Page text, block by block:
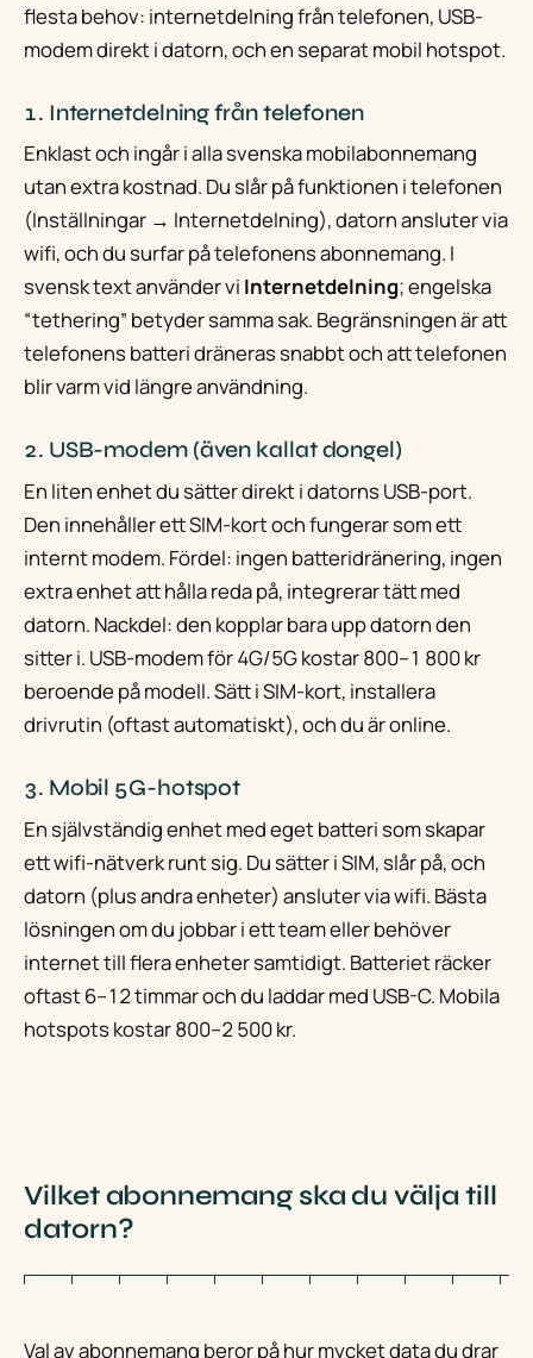
flesta behov: internetdelning från telefonen, USB-
modem direkt i datorn, och en separat mobil hotspot.
1. Internetdelning från telefonen
Enklast och ingår i alla svenska mobilabonnemang
utan extra kostnad. Du slår på funktionen i telefonen
(Inställningar → Internetdelning), datorn ansluter via
wifi, och du surfar på telefonens abonnemang. I
svensk text använder vi Internetdelning; engelska
“tethering” betyder samma sak. Begränsningen är att
telefonens batteri dräneras snabbt och att telefonen
blir varm vid längre användning.
2. USB-modem (även kallat dongel)
En liten enhet du sätter direkt i datorns USB-port.
Den innehåller ett SIM-kort och fungerar som ett
internt modem. Fördel: ingen batteridränering, ingen
extra enhet att hålla reda på, integrerar tätt med
datorn. Nackdel: den kopplar bara upp datorn den
sitter i. USB-modem för 4G/5G kostar 800–1 800 kr
beroende på modell. Sätt i SIM-kort, installera
drivrutin (oftast automatiskt), och du är online.
3. Mobil 5G-hotspot
En självständig enhet med eget batteri som skapar
ett wifi-nätverk runt sig. Du sätter i SIM, slår på, och
datorn (plus andra enheter) ansluter via wifi. Bästa
lösningen om du jobbar i ett team eller behöver
internet till flera enheter samtidigt. Batteriet räcker
oftast 6–12 timmar och du laddar med USB-C. Mobila
hotspots kostar 800–2 500 kr.
Vilket abonnemang ska du välja till
datorn?
Val av abonnemang beror på hur mycket data du drar